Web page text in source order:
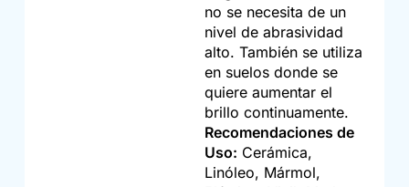
no se necesita de un
nivel de abrasividad
alto. También se utiliza
en suelos donde se
quiere aumentar el
brillo continuamente.
Recomendaciones de
Uso: Cerámica,
Linóleo, Mármol,